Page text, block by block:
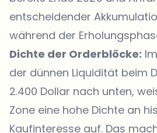
entscheidender
während der
Dichte der Orderblöcke:
der dünnen Liquidität beim
2.400 Dollar nach unten,
Zone eine hohe Dichte an
Kaufinteresse auf. Das